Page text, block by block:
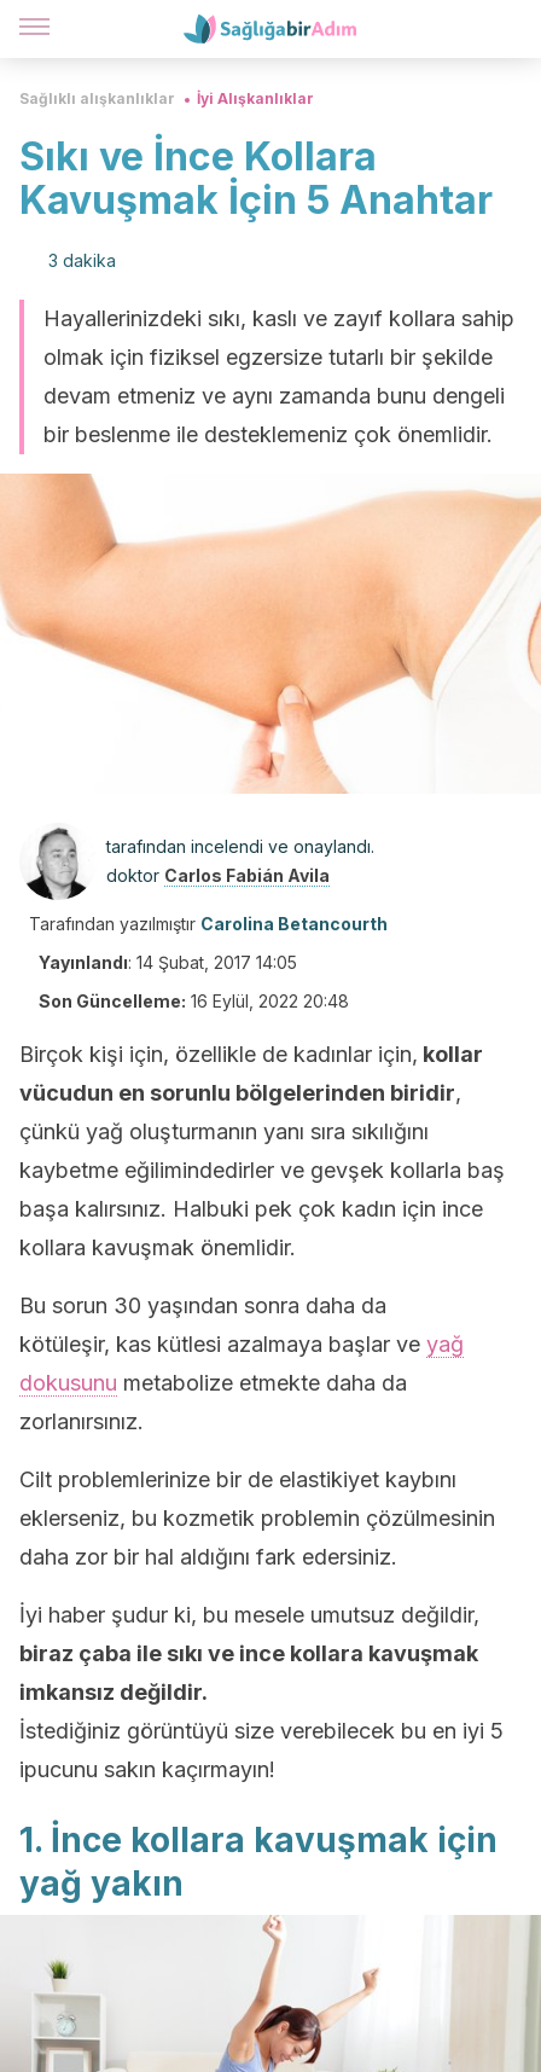
Sağlıklı alışkanlıklar İyi Alışkanlıklar
Sıkı ve İnce Kollara
Kavuşmak İçin 5 Anahtar
3 dakika
Hayallerinizdeki sıkı, kaslı ve zayıf kollara sahip
olmak için fiziksel egzersize tutarlı bir şekilde
devam etmeniz ve aynı zamanda bunu dengeli
bir beslenme ile desteklemeniz çok önemlidir.
tarafından incelendi ve onaylandı.
doktor Carlos Fabián Avila
Tarafından yazılmıştır Carolina Betancourth
Yayınlandı: 14 Şubat, 2017 14:05
Son Güncelleme: 16 Eylül, 2022 20:48
Birçok kişi için, özellikle de kadınlar için, kollar
vücudun en sorunlu bölgelerinden biridir,
çünkü yağ oluşturmanın yanı sıra sıkılığını
kaybetme eğilimindedirler ve gevşek kollarla baş
başa kalırsınız. Halbuki pek çok kadın için ince
kollara kavuşmak önemlidir.
Bu sorun 30 yaşından sonra daha da
kötüleşir, kas kütlesi azalmaya başlar ve yağ
dokusunu metabolize etmekte daha da
zorlanırsınız.
Cilt problemlerinize bir de elastikiyet kaybını
eklerseniz, bu kozmetik problemin çözülmesinin
daha zor bir hal aldığını fark edersiniz.
İyi haber şudur ki, bu mesele umutsuz değildir,
biraz çaba ile sıkı ve ince kollara kavuşmak
imkansız değildir.
İstediğiniz görüntüyü size verebilecek bu en iyi 5
ipucunu sakın kaçırmayın!
1. İnce kollara kavuşmak için
yağ yakın